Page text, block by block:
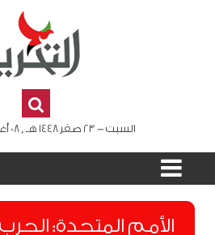
السبت - 23 صفر 1448 هـ , 08 أغسطس 2026 م
الأمم المتحدة: